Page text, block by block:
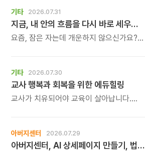
기타 2026.07.31
지금, 내 안의 흐름을 다시 바로 세우고 싶다면
요즘, 잠은 자는데 개운하지 않으신가요?
쉬어도 회복되지 않는 건 몸이 아니라
‘에너지의 흐름’이 흐트러졌기 때문입니다.
기타 2026.07.30
교사 행복과 회복을 위한 에듀힐링
교사가 치유되어야 교육이 살아납니다.
교육의 중심에 있는 나 자신을 돌보고
회복하는 시간입니다. 누군가를 가르치기
위해 애써온 시간만큼, 이제는 자신을 위한
아버지센터 2026.07.29
아버지센터, AI 상세페이지 만들기, 법인사용설명서, 사진 일일특강, 숏츠 만들기 등 8월 프로그램 신청하세요